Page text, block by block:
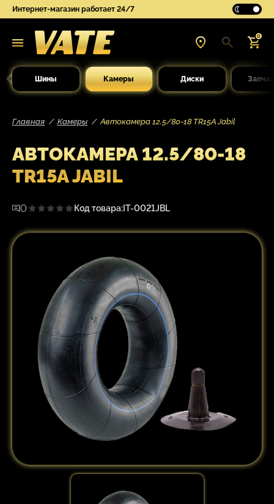
Интернет-магазин работает 24/7
0
Шины Камеры Диски
Главная Камеры Автокамера 12.5/80-18 TR15A Jabil
АВТОКАМЕРА 12.5/80-18
TR15A JABIL
0 Код товара: IT-0021JBL